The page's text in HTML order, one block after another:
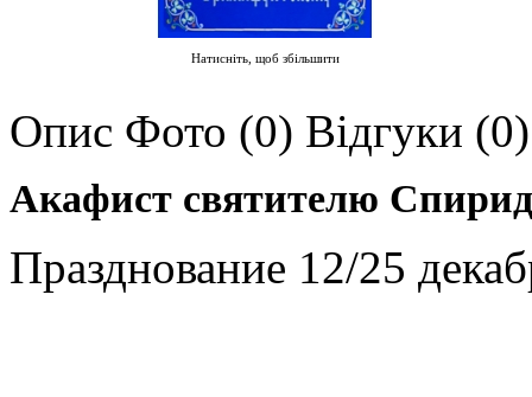
Натисніть, щоб збільшити
Опис Фото (0) Відгуки (0)
Акафист святителю
Празднование 12/25